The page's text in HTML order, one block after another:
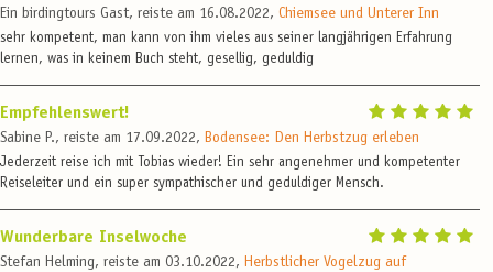
Ein birdingtours Gast, reiste am 16.08.2022, Chiemsee und Unterer Inn
sehr kompetent, man kann von ihm vieles aus seiner langjährigen Erfahrung
lernen, was in keinem Buch steht, gesellig, geduldig
Empfehlenswert!
Sabine P., reiste am 17.09.2022, Bodensee: Den Herbstzug erleben
Jederzeit reise ich mit Tobias wieder! Ein sehr angenehmer und kompetenter
Reiseleiter und ein super sympathischer und geduldiger Mensch.
Wunderbare Inselwoche
Stefan Helming, reiste am 03.10.2022, Herbstlicher Vogelzug auf